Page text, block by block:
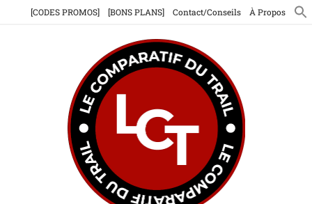
[CODES PROMOS] [BONS PLANS] Contact/Conseils À Propos